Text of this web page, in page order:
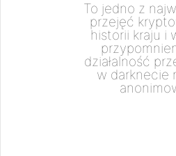
To jedno z
przejęć
historii kraju i
działalność
w darknecie